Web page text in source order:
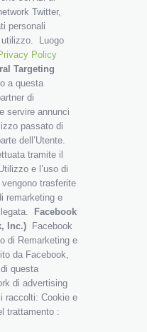
Twitter,
personali
utilizzo. Luogo
Policy
Targeting
a questa
di
servire annunci
passato di
dell’Utente.
tramite il
e l’uso di
trasferite
remarketing e
Facebook
Inc.)
Facebook
di Remarketing e
da Facebook,
questa
di advertising
raccolti: Cookie e
trattamento :